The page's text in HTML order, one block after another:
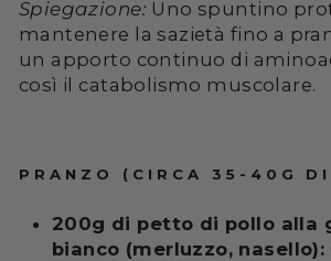
Spiegazione:Uno spuntino
mantenere la sazietà fino a
un apporto continuo di
così il catabolismo muscolare.
PRANZO (CIRCA 35-40G DI
200g di petto di pollo alla
bianco (merluzzo, nasello):